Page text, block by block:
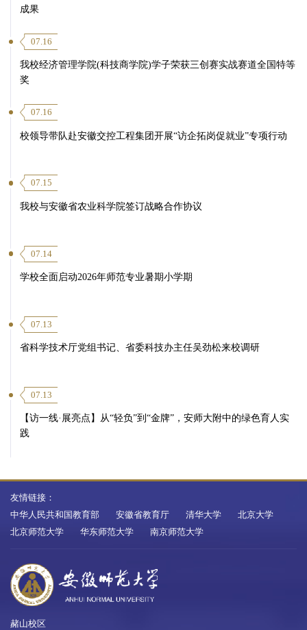
成果
07.16
我校经济管理学院(科技商学院)学子荣获三创赛实战赛道全国特等
奖
07.16
校领导带队赴安徽交控工程集团开展“访企拓岗促就业”专项行动
07.15
我校与安徽省农业科学院签订战略合作协议
07.14
学校全面启动2026年师范专业暑期小学期
07.13
省科学技术厅党组书记、省委科技办主任吴劲松来校调研
07.13
【访一线·展亮点】从“轻负”到“金牌”，安师大附中的绿色育人实
践
友情链接：
中华人民共和国教育部
安徽省教育厅 清华大学
北京大学
北京师范大学
华东师范大学 南京师范大学
赭山校区